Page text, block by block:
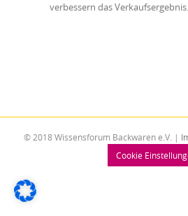
verbessern das Verkaufsergebnis.
© 2018 Wissensforum Backwaren e.V. |
Cookie